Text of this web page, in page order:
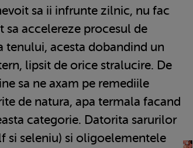
sa ii infrunte zilnic, nu fac
sa accelereze procesul de
tenului, acesta dobandind un
lipsit de orice stralucire. De
sa ne axam pe remediile
de natura, apa termala facand
categorie. Datorita sarurilor
si seleniu) si oligoelementele